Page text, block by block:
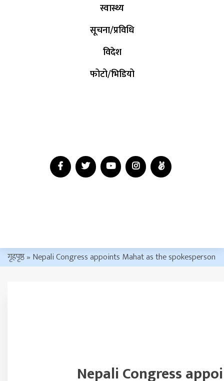
स्वास्थ्य
सूचना/प्रविधि
विदेश
फोटो/भिडियो
गृहपृष्ठ» Nepali Congress appoints Mahat as the spokesperson
Nepali Congress